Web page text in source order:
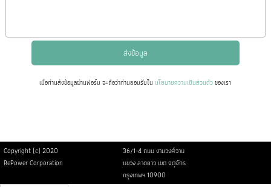
เมื่อท่านส่งข้อมูลผ่านฟอร์ม จะถือว่าท่านยอมรับใน นโยบายความเป็นส่วนตัวของเรา
Copyright (c) 2020
36/1-4 ถนน งามวงศ์วาน
RePower Corporation
แขวง ลาดยาว เขต จตุจักร
กรุงเทพฯ 10900